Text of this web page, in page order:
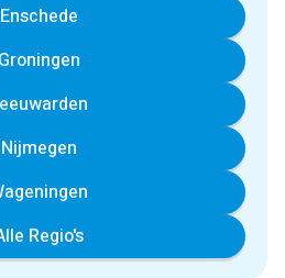
Enschede
Groningen
Nijmegen
Regio's